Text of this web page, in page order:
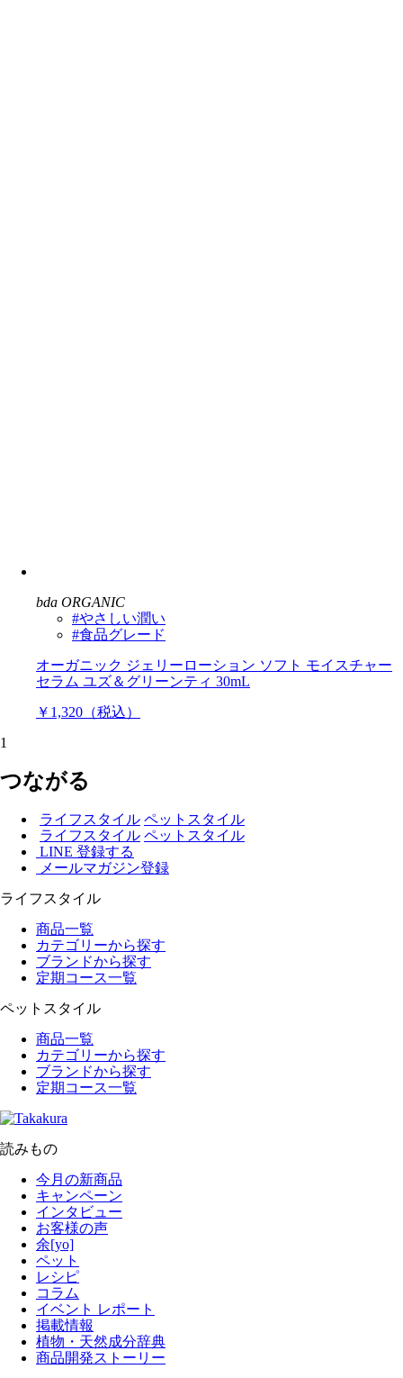
bda ORGANIC
#やさしい潤い
#食品グレード
オーガニック ジェリーローション ソフト モイスチャー
セラム ユズ＆グリーンティ 30mL
￥1,320（税込）
1
つながる
ライフスタイル ペットスタイル
ライフスタイル ペットスタイル
LINE 登録する
メールマガジン登録
ライフスタイル
商品一覧
カテゴリーから探す
ブランドから探す
定期コース一覧
ペットスタイル
商品一覧
カテゴリーから探す
ブランドから探す
定期コース一覧
読みもの
今月の新商品
キャンペーン
インタビュー
お客様の声
余[yo]
ペット
レシピ
コラム
イベント レポート
掲載情報
植物・天然成分辞典
商品開発ストーリー